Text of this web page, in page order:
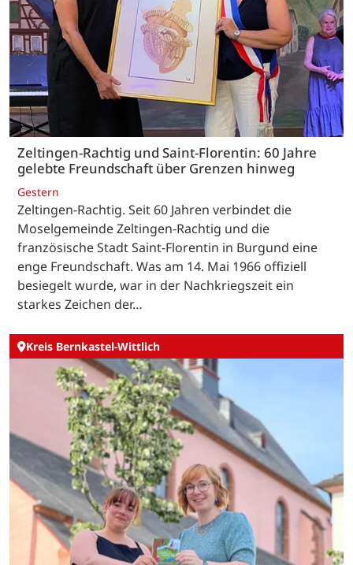
Zeltingen-Rachtig und Saint-Florentin: 60 Jahre
gelebte Freundschaft über Grenzen hinweg
Gestern
Zeltingen-Rachtig. Seit 60 Jahren verbindet die
Moselgemeinde Zeltingen-Rachtig und die
französische Stadt Saint-Florentin in Burgund eine
enge Freundschaft. Was am 14. Mai 1966 offiziell
besiegelt wurde, war in der Nachkriegszeit ein
starkes Zeichen der…
Kreis Bernkastel-Wittlich